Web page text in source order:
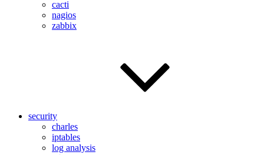
cacti
nagios
zabbix
security
charles
iptables
log analysis